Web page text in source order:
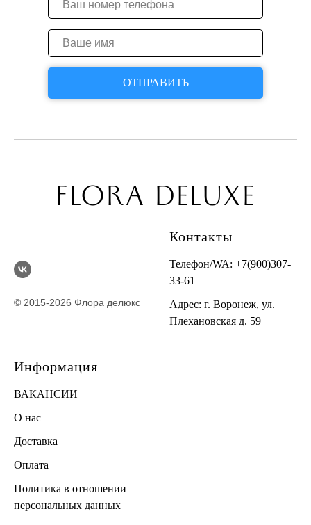
ОТПРАВИТЬ
FLORA DELUXE
© 2015-2026 Флора делюкс
Контакты
Телефон/WA: +7(900)307-
33-61
Адрес: г. Воронеж, ул.
Плехановская д. 59
Информация
ВАКАНСИИ
О нас
Доставка
Оплата
Политика в отношении
персональных данных